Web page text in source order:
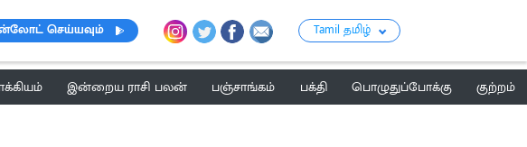
செய்யவும் Tamil தமிழ்
இன்றைய ராசி பலன் பஞ்சாங்கம் பக்தி பொழுதுப்போக்கு
குற்றம்